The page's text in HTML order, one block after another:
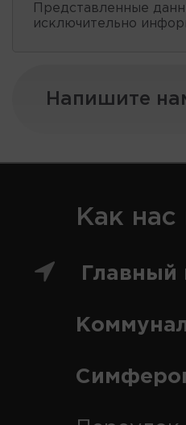
Представленные
исключительно
Напишите
Как нас
Главный